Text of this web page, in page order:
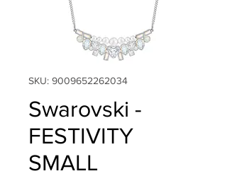
SKU: 9009652262034
Swarovski -
FESTIVITY
SMALL